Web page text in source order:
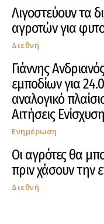
Λιγοστεύουν τα
αγροτών για
Διεθνή
Γιάννης
εμποδίων για
αναλογικό
Αιτήσεις
Ενημέρωση
Οι αγρότες θα
πριν χάσουν την
Διεθνή